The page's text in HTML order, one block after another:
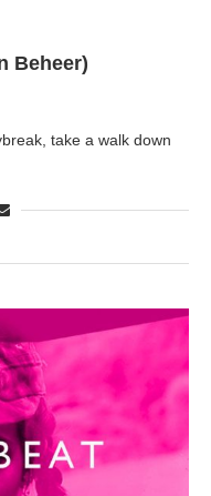
Beheer)
take a walk down